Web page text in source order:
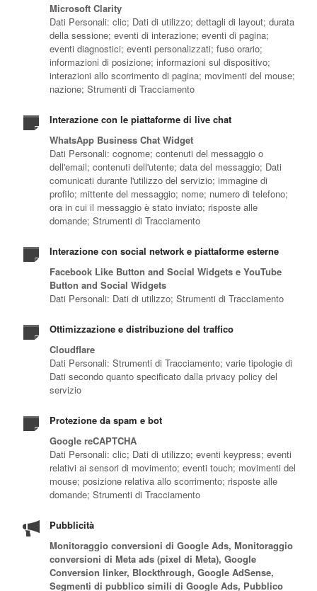
Microsoft Clarity
Dati Personali: clic; Dati di utilizzo; dettagli di layout; durata
della sessione; eventi di interazione; eventi di pagina;
eventi diagnostici; eventi personalizzati; fuso orario;
informazioni di posizione; informazioni sul dispositivo;
interazioni allo scorrimento di pagina; movimenti del mouse;
nazione; Strumenti di Tracciamento
Interazione con le piattaforme di live chat
WhatsApp Business Chat Widget
Dati Personali: cognome; contenuti del messaggio o
dell'email; contenuti dell'utente; data del messaggio; Dati
comunicati durante l'utilizzo del servizio; immagine di
profilo; mittente del messaggio; nome; numero di telefono;
ora in cui il messaggio è stato inviato; risposte alle
domande; Strumenti di Tracciamento
Interazione con social network e piattaforme esterne
Facebook Like Button and Social Widgets e YouTube
Button and Social Widgets
Dati Personali: Dati di utilizzo; Strumenti di Tracciamento
Ottimizzazione e distribuzione del traffico
Cloudflare
Dati Personali: Strumenti di Tracciamento; varie tipologie di
Dati secondo quanto specificato dalla privacy policy del
servizio
Protezione da spam e bot
Google reCAPTCHA
Dati Personali: clic; Dati di utilizzo; eventi keypress; eventi
relativi ai sensori di movimento; eventi touch; movimenti del
mouse; posizione relativa allo scorrimento; risposte alle
domande; Strumenti di Tracciamento
Pubblicità
Monitoraggio conversioni di Google Ads, Monitoraggio
conversioni di Meta ads (pixel di Meta), Google
Conversion linker, Blockthrough, Google AdSense,
Segmenti di pubblico simili di Google Ads, Pubblico